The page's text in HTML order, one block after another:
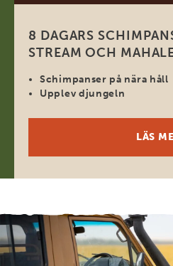
8 DAGARS
STREAM OCH
Schimpanser på nära håll
Upplev djungeln
LÄS